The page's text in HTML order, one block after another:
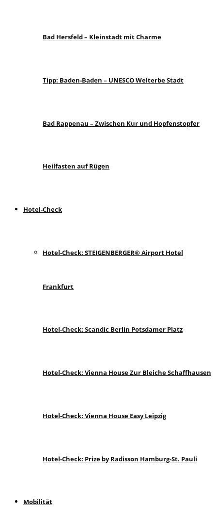
Bad Hersfeld – Kleinstadt mit Charme
Tipp: Baden-Baden – UNESCO Welterbe Stadt
Bad Rappenau – Zwischen Kur und Hopfenstopfer
Heilfasten auf Rügen
Hotel-Check
Hotel-Check: STEIGENBERGER® Airport Hotel
Frankfurt
Hotel-Check: Scandic Berlin Potsdamer Platz
Hotel-Check: Vienna House Zur Bleiche Schaffhausen
Hotel-Check: Vienna House Easy Leipzig
Hotel-Check: Prize by Radisson Hamburg-St. Pauli
Mobilität